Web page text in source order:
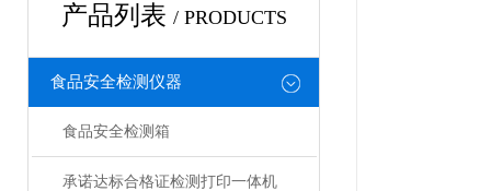
产品列表 / PRODUCTS
食品安全检测仪器
食品安全检测箱
承诺达标合格证检测打印一体机